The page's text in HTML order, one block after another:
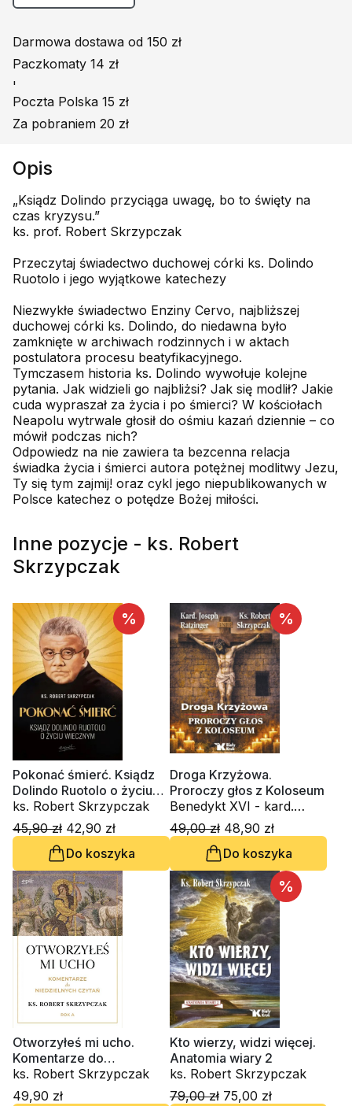
Darmowa dostawa od 150 zł
Paczkomaty 14 zł
'
Poczta Polska 15 zł
Za pobraniem 20 zł
Opis
„Ksiądz Dolindo przyciąga uwagę, bo to święty na
czas kryzysu.”
ks. prof. Robert Skrzypczak
Przeczytaj świadectwo duchowej córki ks. Dolindo
Ruotolo i jego wyjątkowe katechezy
Niezwykłe świadectwo Enziny Cervo, najbliższej
duchowej córki ks. Dolindo, do niedawna było
zamknięte w archiwach rodzinnych i w aktach
postulatora procesu beatyfikacyjnego.
Tymczasem historia ks. Dolindo wywołuje kolejne
pytania. Jak widzieli go najbliżsi? Jak się modlił? Jakie
cuda wypraszał za życia i po śmierci? W kościołach
Neapolu wytrwale głosił do ośmiu kazań dziennie – co
mówił podczas nich?
Odpowiedz na nie zawiera ta bezcenna relacja
świadka życia i śmierci autora potężnej modlitwy Jezu,
Ty się tym zajmij! oraz cykl jego niepublikowanych w
Polsce katechez o potędze Bożej miłości.
Inne pozycje - ks. Robert
Skrzypczak
%
Pokonać śmierć. Ksiądz
Dolindo Ruotolo o życiu
wiecznym
ks. Robert Skrzypczak
45,90 zł 42,90 zł
Do koszyka
%
Droga Krzyżowa.
Proroczy głos z Koloseum
Benedykt XVI - kard.
Joseph Ratzinger, ks.
Robert Skrzypczak
49,00 zł 48,90 zł
Do koszyka
Otworzyłeś mi ucho.
Komentarze do
niedzielnych czytań. Rok
A
ks. Robert Skrzypczak
49,90 zł
%
Kto wierzy, widzi więcej.
Anatomia wiary 2
ks. Robert Skrzypczak
79,00 zł 75,00 zł